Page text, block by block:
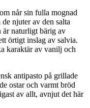
når sin fulla mognad
njuter av den salta
är naturligt bärig av
örtigt inslag av salvia.
karaktär av vanilj och
antipasto på grillade
ostar och varmt bröd
av allt, avnjut det här